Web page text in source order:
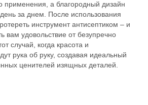
применения, а благородный дизайн
за днем. После использования
инструмент антисептиком – и
вам удовольствие от безупречно
случай, когда красота и
рука об руку, создавая идеальный
ценителей изящных деталей.